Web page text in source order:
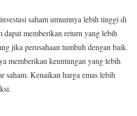
saham umumnya lebih tinggi di
dapat memberikan return yang lebih
jika perusahaan tumbuh dengan baik.
memberikan keuntungan yang lebih
saham. Kenaikan harga emas lebih